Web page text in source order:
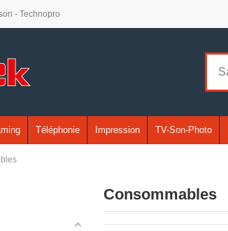
- Technopro
Téléphonie Impression TV-Son-Photo
Consommables